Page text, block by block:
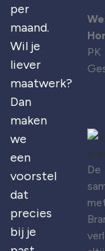
per
maand.
Wil je
liever
maatwerk?
Dan
maken
we
een
voorstel
dat
precies
bij je
PK
De